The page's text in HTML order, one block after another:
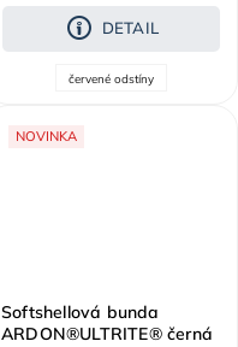
DETAIL
červené odstíny
NOVINKA
Softshellová bunda
ARDON®ULTRITE® černá